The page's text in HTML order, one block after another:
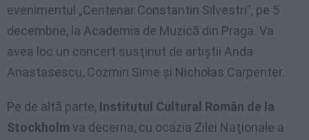
evenimentul „Centenar Constantin Silvestri”, pe 5
decembrie, la Academia de Muzică din Praga. Va
avea loc un concert susţinut de artiştii Anda
Anastasescu, Cozmin Sime şi Nicholas Carpenter.
Pe de altă parte, Institutul Cultural Român de la
Stockholm va decerna, cu ocazia Zilei Naţionale a